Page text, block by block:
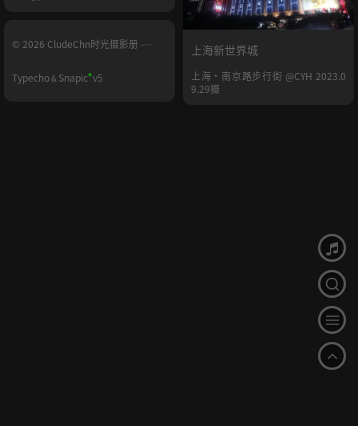
上海新世界城
上海·南京路步行街 @CYH 2023.0
9.29摄
© 2026 CludeChn时光摄影册 -
Typecho& Snapic+v5